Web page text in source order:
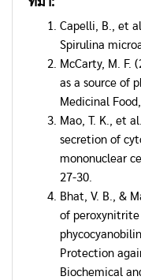
Capelli, B., et
Spirulina
McCarty, M. F.
as a source of
Medicinal
Mao, T. K., et
secretion of
mononuclear
27-30.
Bhat, V. B., &
of peroxynitrite
Protection
Biochemical